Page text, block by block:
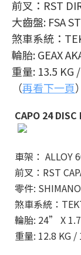
前叉：RST
大齒盤: FSA
煞車系統：
輪胎: GEAX
重量: 13.5 KG
（再看下一頁）
CAPO 24 DISC
車架： ALLOY
前叉：RST
零件:
煞車系統：
輪胎: 24” X
重量: 12.8 KG /